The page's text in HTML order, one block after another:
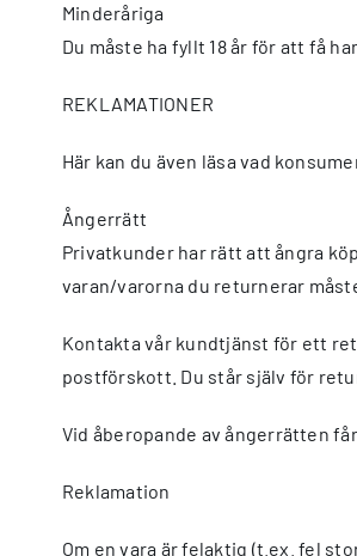
Minderåriga
Du måste ha fyllt 18 år för att få
REKLAMATIONER
Här kan du även läsa vad
Ångerrätt
Privatkunder har rätt att ångra
varan/varorna du returnerar
Kontakta vår kundtjänst för ett
postförskott. Du står själv för
Vid åberopande av ångerrätten
Reklamation
Om en vara är felaktig (t.ex. fel